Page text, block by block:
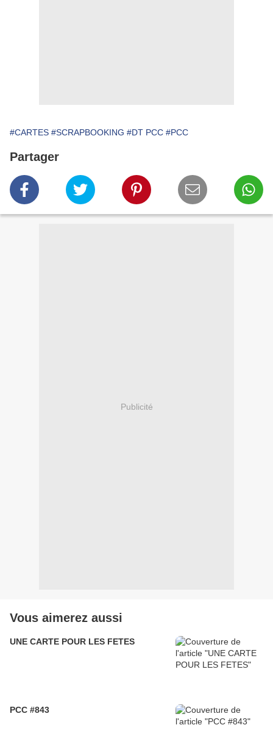
#CARTES #SCRAPBOOKING #DT PCC #PCC
Partager
Publicité
Vous aimerez aussi
UNE CARTE POUR LES FETES
PCC #843